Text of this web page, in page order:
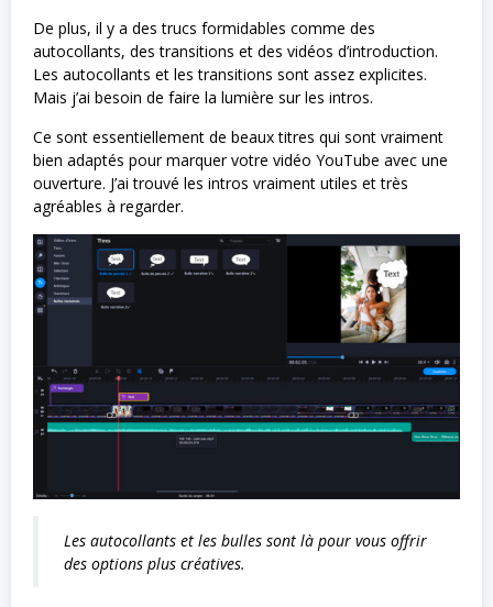
De plus, il y a des trucs formidables comme des
autocollants, des transitions et des vidéos d’introduction.
Les autocollants et les transitions sont assez explicites.
Mais j’ai besoin de faire la lumière sur les intros.
Ce sont essentiellement de beaux titres qui sont vraiment
bien adaptés pour marquer votre vidéo YouTube avec une
ouverture. J’ai trouvé les intros vraiment utiles et très
agréables à regarder.
Les autocollants et les bulles sont là pour vous offrir
des options plus créatives.